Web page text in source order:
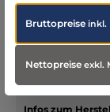
Beschreibung
Die Sauerstoff-
der Nasenc…
Infos zum
Bruttopreiseinkl.
Nettopreiseexkl.